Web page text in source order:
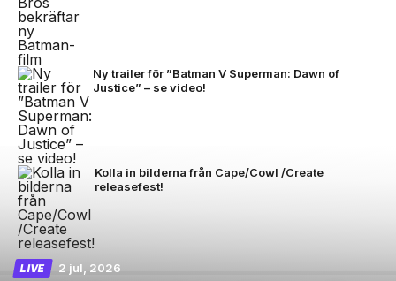
Ny trailer för ”Batman V Superman: Dawn of
Justice” – se video!
Kolla in bilderna från Cape/Cowl /Create
releasefest!
LIVE 2 jul, 2026